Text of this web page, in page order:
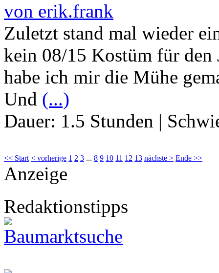
von erik.frank
Zuletzt stand mal wieder
kein 08/15 Kostüm für den
habe ich mir die Mühe
Und (...)
Dauer: 1.5 Stunden |
<< Start < vorherige 1 2 3 ... 8 9 10 11 12 13 nächste > Ende >>
Anzeige
Redaktionstipps